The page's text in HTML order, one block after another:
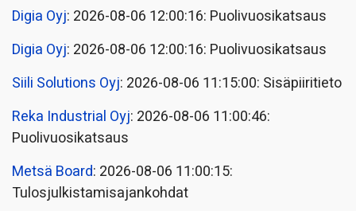
Digia Oyj: 2026-08-06 12:00:16: Puolivuosikatsaus
Digia Oyj: 2026-08-06 12:00:16: Puolivuosikatsaus
Siili Solutions Oyj: 2026-08-06 11:15:00: Sisäpiiritieto
Reka Industrial Oyj: 2026-08-06 11:00:46:
Puolivuosikatsaus
Metsä Board: 2026-08-06 11:00:15:
Tulosjulkistamisajankohdat